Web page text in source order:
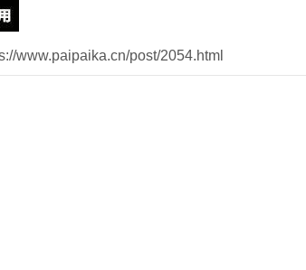
www.paipaika.cn/post/2054.html